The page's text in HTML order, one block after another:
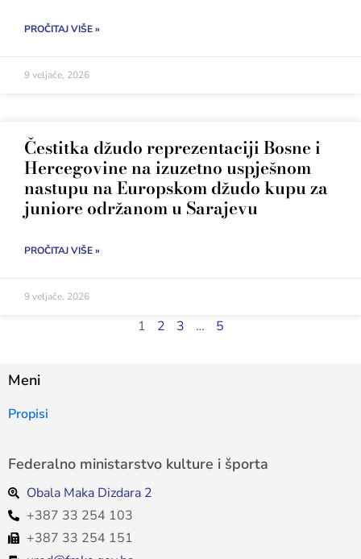
PROČITAJ VIŠE »
9 veljače, 2026
Čestitka džudo reprezentaciji Bosne i
Hercegovine na izuzetno uspješnom
nastupu na Europskom džudo kupu za
juniore održanom u Sarajevu
PROČITAJ VIŠE »
9 veljače, 2026
1 2 3 … 5
Meni
Propisi
Federalno ministarstvo kulture i športa
Obala Maka Dizdara 2
+387 33 254 103
+387 33 254 151